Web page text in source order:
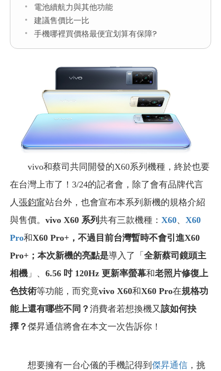
電池續航力與其他功能
建議售價比一比
手機哪裡買價格最便宜划算有保障?
vivo和蔡司共同開發的X60系列機種，終於也要
在台灣上市了！3/24的記者會，除了會有品牌代言
人張鈞甯站台外，也會宣布本系列新機的規格介紹
與售價。 vivo X60 系列 共有三款機種： X60、 X60
Pro和X60 Pro+ ，不過目前台灣暫時不會引進X60
Pro+；本次新機的亮點是導入了「 全新蔡司鏡頭主
相機 」、 6.56 吋 120Hz 更新率螢幕和老照片修復上
色技術等功能，而究竟vivo X60和X60 Pro在規格功
能上還有哪些不同？ 消費者若想換機又該如何抉
擇？ 傑昇通信將會在本文一次告訴你！
想要擁有一台心儀的手機記得到 傑昇通信 ，挑